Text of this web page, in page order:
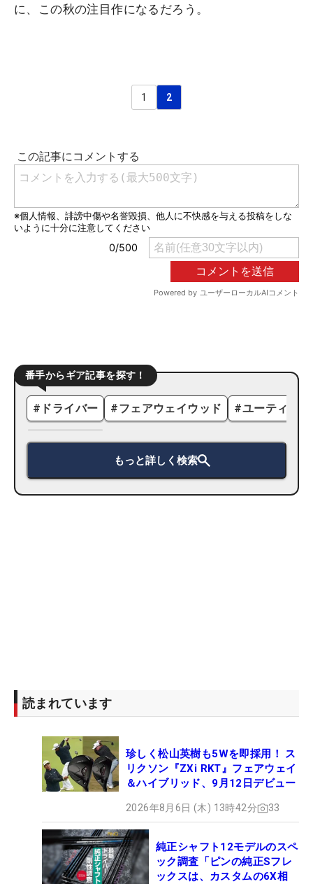
に、この秋の注目作になるだろう。
1 2
番手からギア記事を探す！
# ドライバー #フェアウェイウッド #ユーティリ
もっと詳しく検索
読まれています
珍しく松山英樹も5Wを即採用！ ス
リクソン『ZXi RKT』フェアウェイ
＆ハイブリッド、9月12日デビュー
2026年8月6日 (木) 13時42分 33
純正シャフト12モデルのスペ
ック調査「ピンの純正Sフレ
ックスは、カスタムの6X相